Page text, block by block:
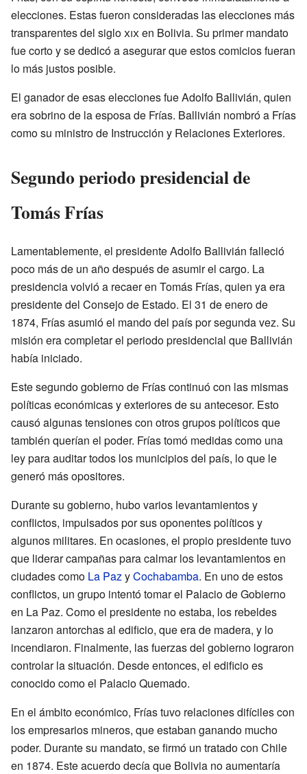
elecciones. Estas fueron consideradas las elecciones más
transparentes del sigloxixen Bolivia. Su primer mandato
fue corto y se dedicó a asegurar que estos comicios fueran
lo más justos posible.
El ganador de esas elecciones fue Adolfo Ballivián, quien
era sobrino de la esposa de Frías. Ballivián nombró a Frías
como su ministro de Instrucción y Relaciones Exteriores.
Segundo periodo presidencial de
Tomás Frías
Lamentablemente, el presidente Adolfo Ballivián falleció
poco más de un año después de asumir el cargo. La
presidencia volvió a recaer en Tomás Frías, quien ya era
presidente del Consejo de Estado. El 31 de enero de
1874, Frías asumió el mando del país por segunda vez. Su
misión era completar el periodo presidencial que Ballivián
había iniciado.
Este segundo gobierno de Frías continuó con las mismas
políticas económicas y exteriores de su antecesor. Esto
causó algunas tensiones con otros grupos políticos que
también querían el poder. Frías tomó medidas como una
ley para auditar todos los municipios del país, lo que le
generó más opositores.
Durante su gobierno, hubo varios levantamientos y
conflictos, impulsados por sus oponentes políticos y
algunos militares. En ocasiones, el propio presidente tuvo
que liderar campañas para calmar los levantamientos en
ciudades como La PazyCochabamba. En uno de estos
conflictos, un grupo intentó tomar el Palacio de Gobierno
en La Paz. Como el presidente no estaba, los rebeldes
lanzaron antorchas al edificio, que era de madera, y lo
incendiaron. Finalmente, las fuerzas del gobierno lograron
controlar la situación. Desde entonces, el edificio es
conocido como el Palacio Quemado.
En el ámbito económico, Frías tuvo relaciones difíciles con
los empresarios mineros, que estaban ganando mucho
poder. Durante su mandato, se firmó un tratado con Chile
en 1874. Este acuerdo decía que Bolivia no aumentaría